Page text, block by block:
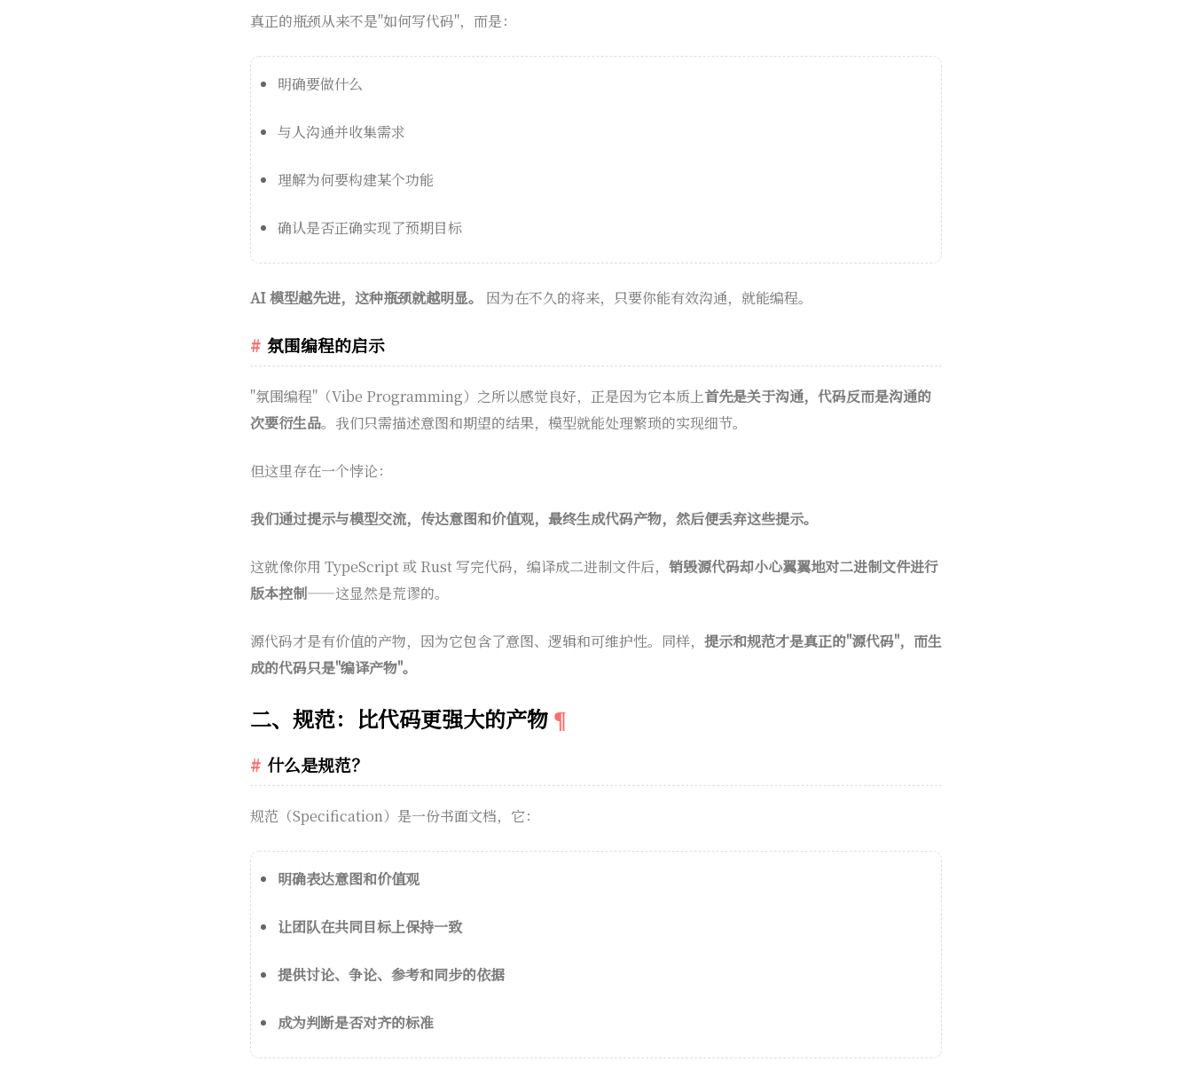
真正的瓶颈从来不是"如何写代码"，而是：
明确要做什么
与人沟通并收集需求
理解为何要构建某个功能
确认是否正确实现了预期目标
AI 模型越先进，这种瓶颈就越明显。 因为在不久的将来，只要你能有效沟通，就能编程。
氛围编程的启示
"氛围编程"（Vibe Programming）之所以感觉良好，正是因为它本质上首先是关于沟通，代码反而是沟通的
次要衍生品。我们只需描述意图和期望的结果，模型就能处理繁琐的实现细节。
但这里存在一个悖论：
我们通过提示与模型交流，传达意图和价值观，最终生成代码产物，然后便丢弃这些提示。
这就像你用 TypeScript 或 Rust 写完代码，编译成二进制文件后， 销毁源代码却小心翼翼地对二进制文件进行
版本控制——这显然是荒谬的。
源代码才是有价值的产物，因为它包含了意图、逻辑和可维护性。同样， 提示和规范才是真正的"源代码"，而生
成的代码只是"编译产物"。
二、规范：比代码更强大的产物
什么是规范？
规范（Specification）是一份书面文档，它：
明确表达意图和价值观
让团队在共同目标上保持一致
提供讨论、争论、参考和同步的依据
成为判断是否对齐的标准